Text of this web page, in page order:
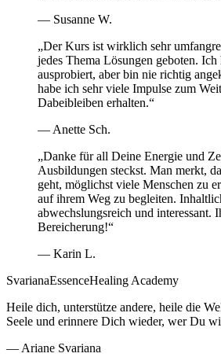
— Susanne W.
„Der Kurs ist wirklich sehr
jedes Thema Lösungen geboten. Ich
ausprobiert, aber bin nie richtig
habe ich sehr viele Impulse zum
Dabeibleiben erhalten.“
— Anette Sch.
„Danke für all Deine Energie und
Ausbildungen steckst. Man merkt,
geht, möglichst viele Menschen zu
auf ihrem Weg zu begleiten.
abwechslungsreich und interessant.
Bereicherung!“
— Karin L.
SvarianaEssenceHealing Academy
Heile dich, unterstütze andere, heile die
Seele und erinnere Dich wieder, wer Du
— Ariane Svariana